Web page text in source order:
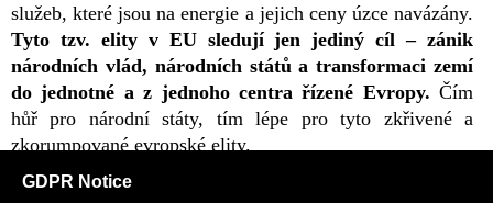
služeb, které jsou na energie a jejich ceny úzce navázány.
Tyto tzv. elity v EU sledují jen jediný cíl – zánik
národních vlád, národních států a transformaci zemí
do jednotné a z jednoho centra řízené Evropy. Čím
hůř pro národní státy, tím lépe pro tyto zkřivené a
zkorumpované evropské elity.